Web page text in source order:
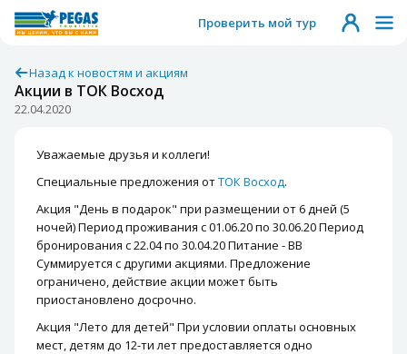
Проверить мой тур
Назад к новостям и акциям
Акции в ТОК Восход
22.04.2020
Уважаемые друзья и коллеги!
Специальные предложения отТОК Восход.
Акция "День в подарок" при размещении от 6 дней (5
ночей) Период проживания с 01.06.20 по 30.06.20 Период
бронирования с 22.04 по 30.04.20 Питание - ВВ
Суммируется с другими акциями. Предложение
ограничено, действие акции может быть
приостановлено досрочно.
Акция "Лето для детей" При условии оплаты основных
мест, детям до 12-ти лет предоставляется одно